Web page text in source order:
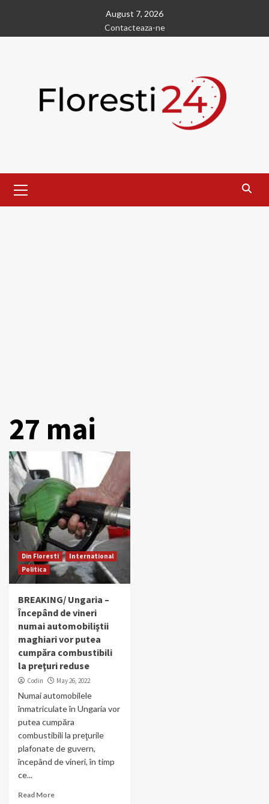
content
August 7, 2026
Contacteaza-ne
Menu
27 mai
Din Floresti
International
Politica
BREAKING/ Ungaria –
Începând de vineri
numai automobiliştii
maghiari vor putea
cumpăra combustibili
la preţuri reduse
Codin May 26, 2022
Numai automobilele
înmatriculate în Ungaria vor
putea cumpăra
combustibili la preţurile
plafonate de guvern,
începând de vineri, în timp
ce...
Read More